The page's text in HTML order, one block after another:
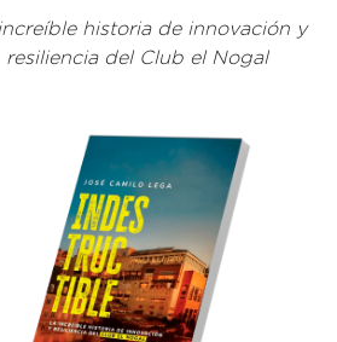
historia de innovación y
resiliencia del Club el Nogal